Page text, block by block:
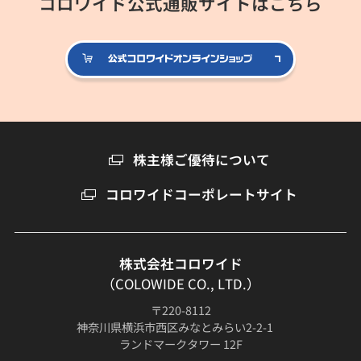
公式コロ
株主様ご優待について
コロワイドコーポレートサイト
株式会社コロワイド
（COLOWIDE CO., LTD.）
〒220-8112
神奈川県横浜市西区みなとみらい2-2-1
ランドマークタワー 12F